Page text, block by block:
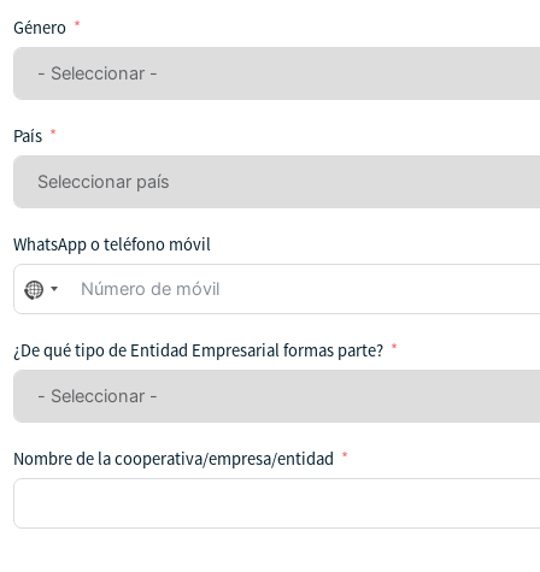
Género
País
WhatsApp o teléfono móvil
No
se
seleccionado
ningún
¿De qué tipo de Entidad Empresarial formas parte?
Nombre de la cooperativa/empresa/entidad